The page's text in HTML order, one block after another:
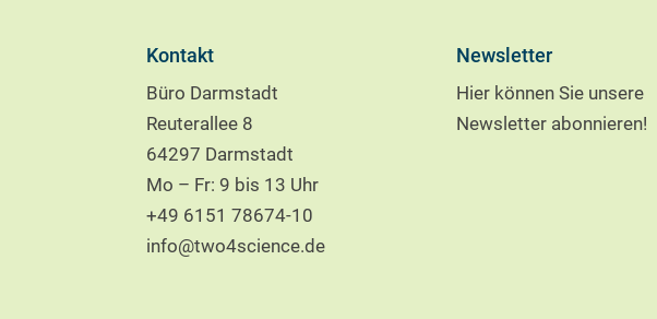
Kontakt
Büro Darmstadt
Reuterallee 8
64297 Darmstadt
Mo – Fr: 9 bis 13 Uhr
+49 6151 78674-10
info@two4science.de
Newsletter
Hier können Sie unsere
Newsletter abonnieren!